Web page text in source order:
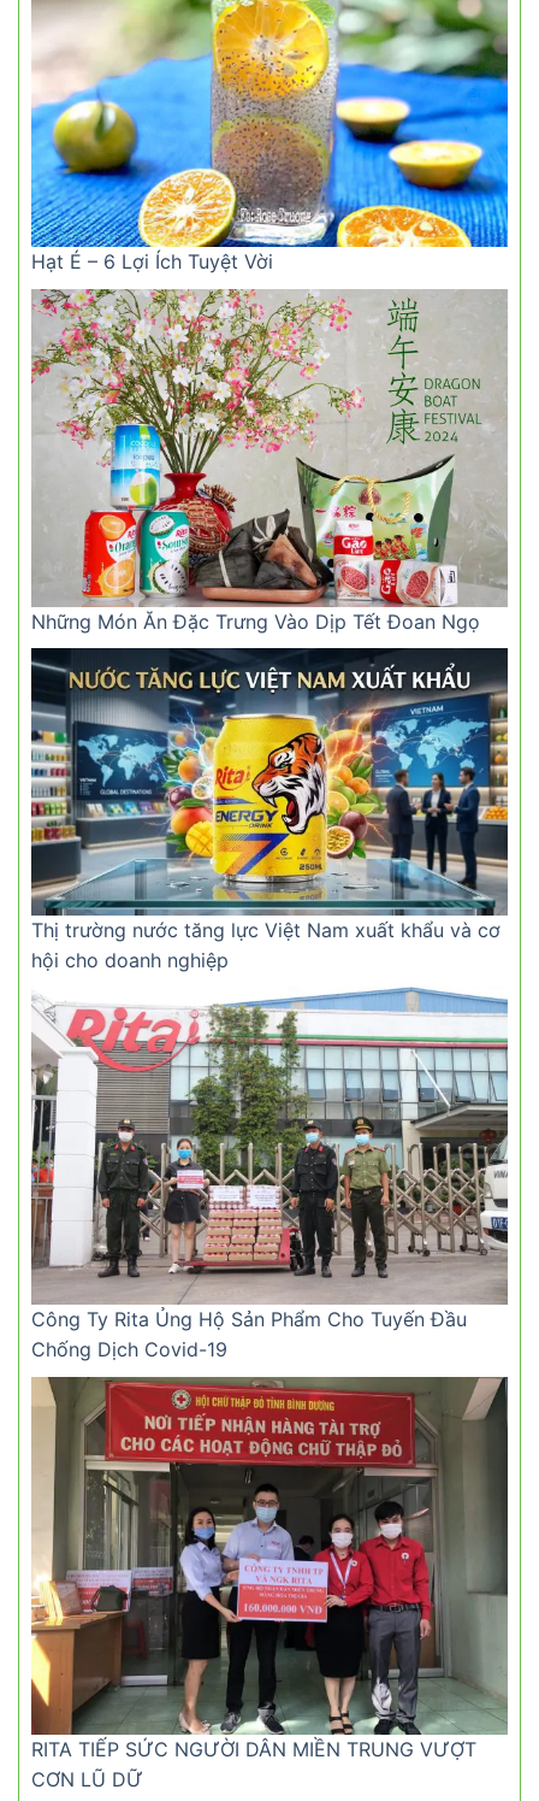
Hạt É – 6 Lợi Ích Tuyệt Vời
Những Món Ăn Đặc Trưng Vào Dịp Tết Đoan Ngọ
Thị trường nước tăng lực Việt Nam xuất khẩu và cơ
hội cho doanh nghiệp
Công Ty Rita Ủng Hộ Sản Phẩm Cho Tuyến Đầu
Chống Dịch Covid-19
RITA TIẾP SỨC NGƯỜI DÂN MIỀN TRUNG VƯỢT
CƠN LŨ DỮ